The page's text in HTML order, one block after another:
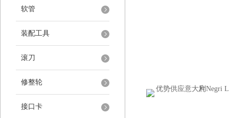
软管
装配工具
滚刀
修整轮
接口卡